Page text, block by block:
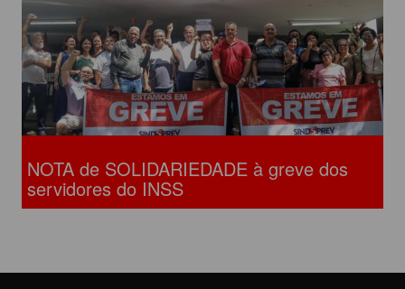
NOTA de SOLIDARIEDADE à greve dos
servidores do INSS